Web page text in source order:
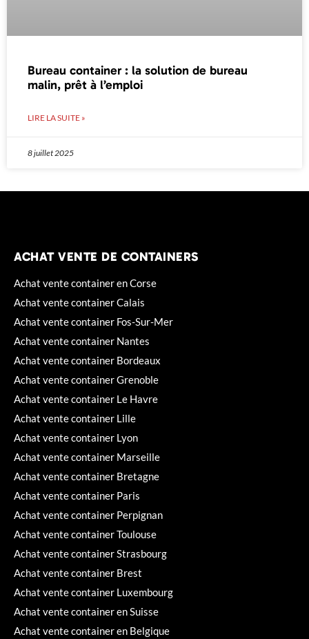
Bureau container : la solution de bureau
malin, prêt à l’emploi
LIRE LA SUITE »
8 juillet 2025
ACHAT VENTE DE CONTAINERS
Achat vente container en Corse
Achat vente container Calais
Achat vente container Fos-Sur-Mer
Achat vente container Nantes
Achat vente container Bordeaux
Achat vente container Grenoble
Achat vente container Le Havre
Achat vente container Lille
Achat vente container Lyon
Achat vente container Marseille
Achat vente container Bretagne
Achat vente container Paris
Achat vente container Perpignan
Achat vente container Toulouse
Achat vente container Strasbourg
Achat vente container Brest
Achat vente container Luxembourg
Achat vente container en Suisse
Achat vente container en Belgique